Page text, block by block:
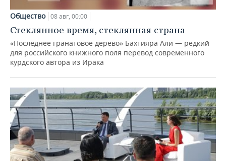
Общество 08 авг, 00:00
Стеклянное время, стеклянная страна
«Последнее гранатовое дерево» Бахтияра Али — редкий
для российского книжного поля перевод современного
курдского автора из Ирака